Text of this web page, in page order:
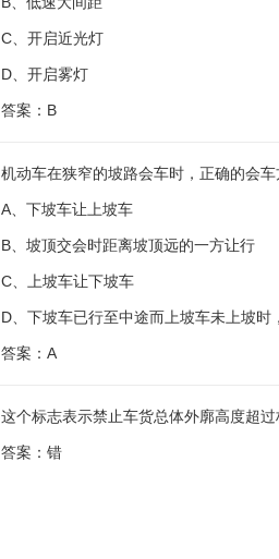
C、开启近光灯
D、开启雾灯
答案：B
机动车在狭窄的坡路会车时，正确的会车
A、下坡车让上坡车
B、坡顶交会时距离坡顶远的一方让行
C、上坡车让下坡车
D、下坡车已行至中途而上坡车未上坡时
答案：A
这个标志表示禁止车货总体外廓高度超过
答案：错